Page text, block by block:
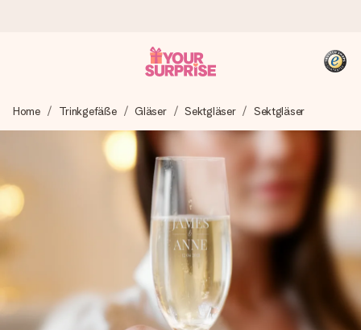
Wir bereiten dein Geschenk sorgfältig vor und schicken es
blitzschnell – damit du es genau zum richtigen Zeitpunkt
überreichen kannst, wenn es am meisten zählt.
4,8 (basierend auf +15.000 Bewertungen)
Unsere Geschenke begeistern. Kunden bewerten uns mit
4,8 bei Google Reviews (Gesamtergebnis aller Länder, in
Home Trinkgefäße Gläser Sektgläser Sektgläser